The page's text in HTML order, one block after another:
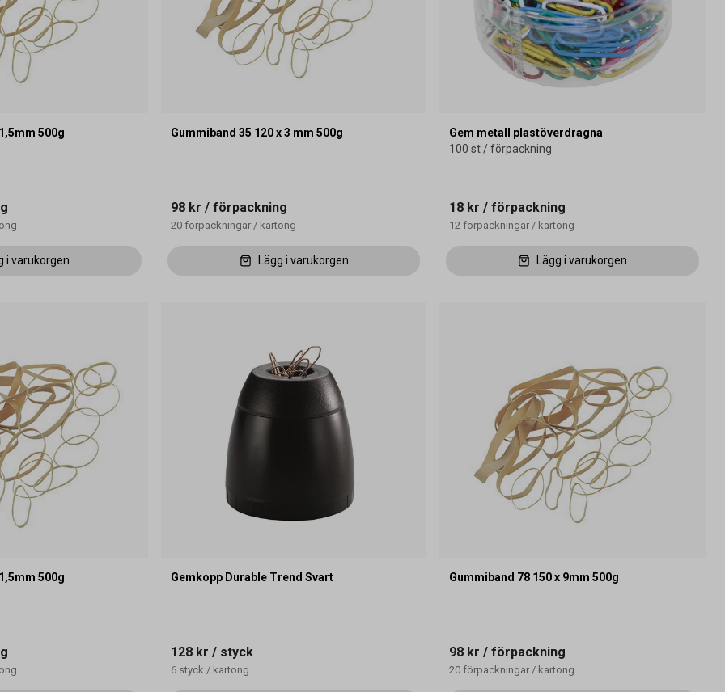
500g
i varukorgen
Gummiband 35 120 x 3 mm 500g
98 kr / förpackning
20 förpackningar/ kartong
Lägg i varukorgen
Gem metall plastöverdragna
100 st / förpackning
18 kr / förpackning
12 förpackningar / kartong
Lägg i varukorgen
500g Gemkopp Durable Trend Svart
128 kr / styck
6 styck / kartong
Gummiband 78 150 x 9mm 500g
98 kr / förpackning
20 förpackningar / kartong